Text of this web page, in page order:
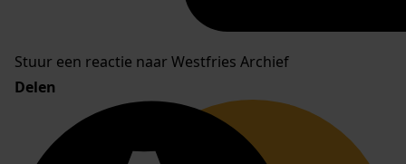
Stuur een reactie naar Westfries Archief
Delen